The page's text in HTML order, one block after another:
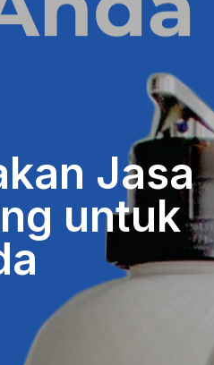
Jasa
untuk